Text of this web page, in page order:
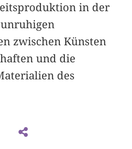
in der
zwischen Künsten
und die
des